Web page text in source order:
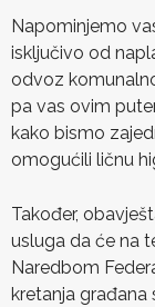
Napominjemo
isključivo od
odvoz
pa vas ovim
kako bismo
omogućili ličnu
Također,
usluga da će na
Naredbom
kretanja građana